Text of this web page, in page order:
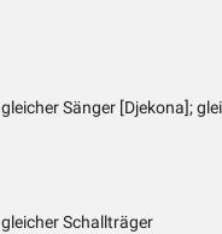
gleicher Sänger [Djekona];
gleicher Schallträger